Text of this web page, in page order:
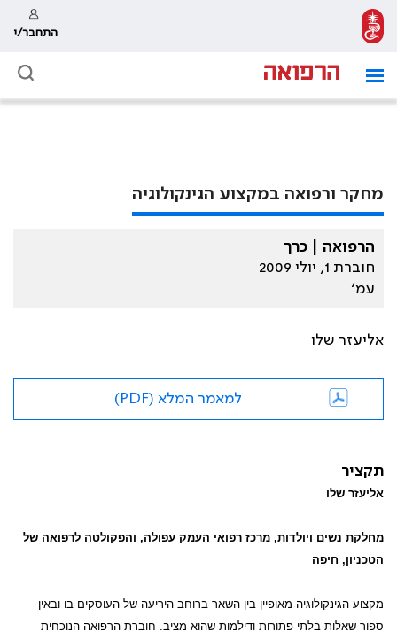
התחבר/י
מחקר ורפואה במקצוע הגינקולוגיה
הרפואה | כרך
חוברת 1, יולי 2009
עמ׳
אליעזר שלו
למאמר המלא (PDF)
תקציר
אליעזר שלו
מחלקת נשים ויולדות, מרכז רפואי העמק עפולה, והפקולטה לרפואה של
הטכניון, חיפה
מקצוע הגינקולוגיה מאופיין בין השאר ברוחב היריעה של העוסקים בו ובאין
ספור שאלות בלתי פתורות ודילמות שהוא מציב. חוברת הרפואה הנוכחית